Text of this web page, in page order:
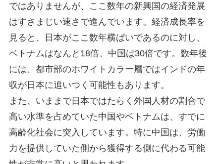
ではありませんが、ここ数年の新興国の経済発展
はすさまじい速さで進んでいます。経済成長率を
見ると、日本がここ数年横ばいであるのに対し、
ベトナムはなんと18倍、中国は30倍です。数年後
には、都市部のホワイトカラー層ではインドの年
収が日本に追いつく可能性もあります。
また、いままで日本ではたらく外国人材の割合で
高い水準を占めていた中国やベトナムは、すでに
高齢化社会に突入しています。特に中国は、労働
力を提供していた側から獲得する側に代わる可能